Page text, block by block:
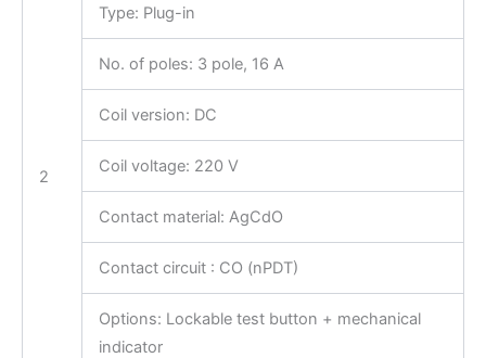
2
Type: Plug-in
No. of poles: 3 pole, 16 A
Coil version: DC
Coil voltage: 220 V
Contact material: AgCdO
Contact circuit : CO (nPDT)
Options: Lockable test button + mechanical
indicator